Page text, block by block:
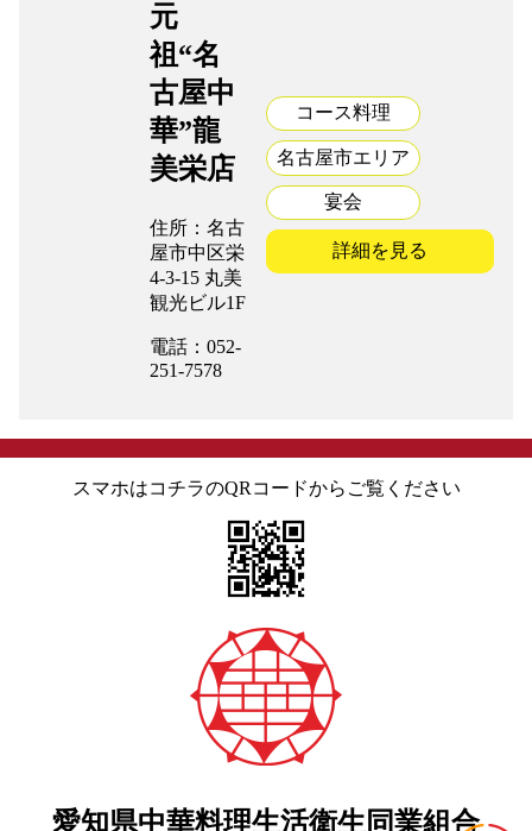
元
祖“名
古屋中
華”龍
美栄店
住所：名古
屋市中区栄
4-3-15 丸美
観光ビル1F
電話：052-
251-7578
コース料理
名古屋市エリア
宴会
詳細を見る
スマホはコチラのQRコードからご覧ください
愛知県中華料理生活衛生同業組合